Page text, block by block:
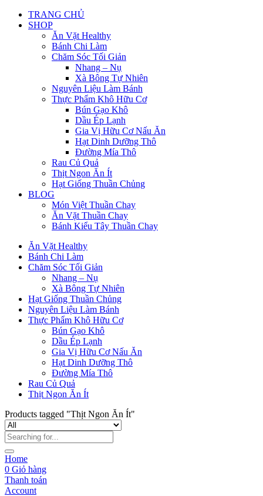
TRANG CHỦ
SHOP
Ăn Vặt Healthy
Bánh Chi Làm
Chăm Sóc Tối Giản
Nhang – Nụ
Xà Bông Tự Nhiên
Nguyên Liệu Làm Bánh
Thực Phẩm Khô Hữu Cơ
Bún Gạo Khô
Dầu Ép Lạnh
Gia Vị Hữu Cơ Nấu Ăn
Hạt Dinh Dưỡng Thô
Đường Mía Thô
Rau Củ Quả
Thịt Ngon Ăn Ít
Hạt Giống Thuần Chủng
BLOG
Món Việt Thuần Chay
Ăn Vặt Thuần Chay
Bánh Kiểu Tây Thuần Chay
Ăn Vặt Healthy
Bánh Chi Làm
Chăm Sóc Tối Giản
Nhang – Nụ
Xà Bông Tự Nhiên
Hạt Giống Thuần Chủng
Nguyên Liệu Làm Bánh
Thực Phẩm Khô Hữu Cơ
Bún Gạo Khô
Dầu Ép Lạnh
Gia Vị Hữu Cơ Nấu Ăn
Hạt Dinh Dưỡng Thô
Đường Mía Thô
Rau Củ Quả
Thịt Ngon Ăn Ít
Products tagged "Thịt Ngon Ăn Ít"
Home
0 Giỏ hàng
Thanh toán
Account